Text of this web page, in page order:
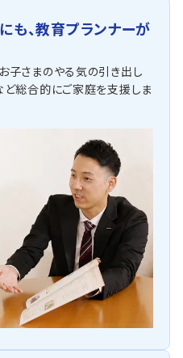
も、教育プランナーが
子さまのやる気の引き出し
ど総合的にご家庭を支援しま